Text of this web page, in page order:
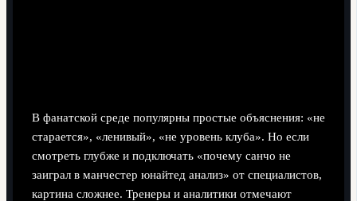
В фанатской среде популярны простые объяснения: «не
старается», «ленивый», «не уровень клуба». Но если
смотреть глубже и подключать «почему санчо не
заиграл в манчестер юнайтед анализ» от специалистов,
картина сложнее. Тренеры и аналитики отмечают